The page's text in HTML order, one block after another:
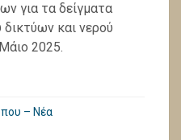
για τα δείγματα
και νερού
2025.
– Νέα